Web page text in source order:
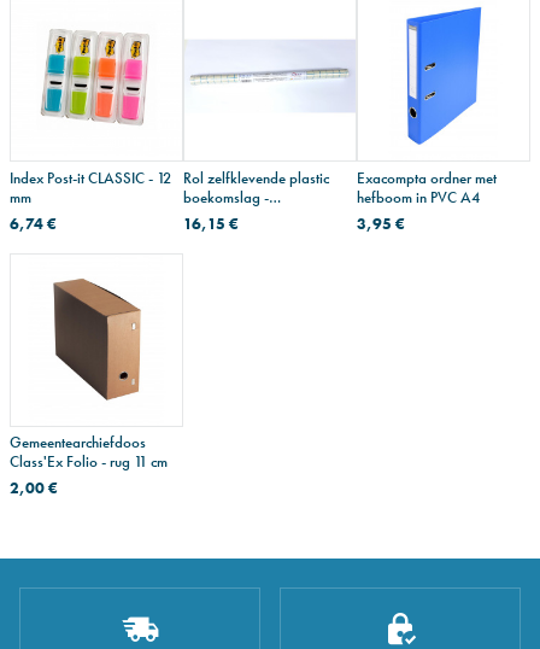
Index Post-it CLASSIC - 12
mm
6,74 €
Rol zelfklevende plastic
boekomslag -
herpositioneerbaar
16,15 €
Exacompta ordner met
hefboom in PVC A4
3,95 €
Gemeentearchiefdoos
Class'Ex Folio - rug 11 cm
2,00 €